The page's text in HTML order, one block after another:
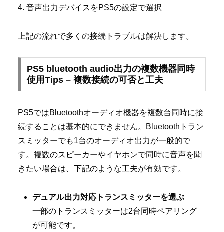
4. 音声出力デバイスをPS5の設定で選択
上記の流れで多くの接続トラブルは解決します。
PS5 bluetooth audio出力の複数機器同時
使用Tips – 複数接続の可否と工夫
PS5ではBluetoothオーディオ機器を複数台同時に接
続することは基本的にできません。Bluetoothトラン
スミッターでも1台のオーディオ出力が一般的で
す。複数のスピーカーやイヤホンで同時に音声を聞
きたい場合は、下記のような工夫が有効です。
デュアル出力対応トランスミッターを選ぶ
一部のトランスミッターは2台同時ペアリング
が可能です。